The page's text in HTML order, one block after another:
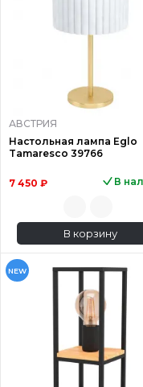
АВСТРИЯ
Настольная лампа Eglo
Tamaresco 39766
7 450 ₽ В
В корзину
NEW